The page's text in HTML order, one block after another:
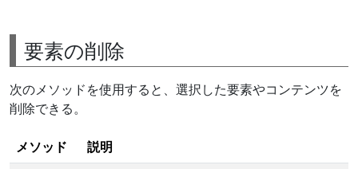
要素の削除
次のメソッドを使用すると、選択した要素やコンテンツを
削除できる。
メソッド
説明